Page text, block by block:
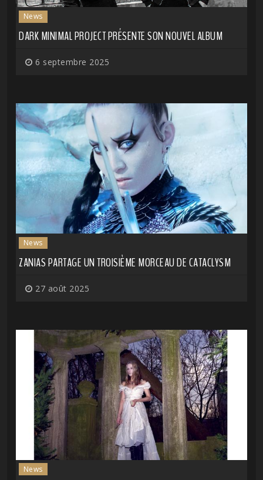
News
DARK MINIMAL PROJECT PRÉSENTE SON NOUVEL ALBUM
6 septembre 2025
News
ZANIAS PARTAGE UN TROISIÈME MORCEAU DE CATACLYSM
27 août 2025
News